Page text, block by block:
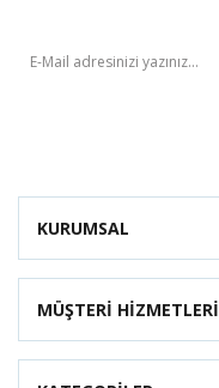
KURUMSAL
MÜŞTERİ HİZMETLERİ